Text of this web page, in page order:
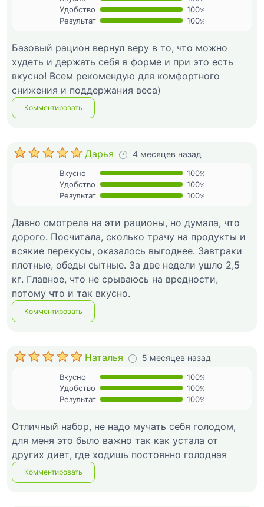
Удобство 100%
Результат 100%
Базовый рацион вернул веру в то, что можно
худеть и держать себя в форме и при это есть
вкусно! Всем рекомендую для комфортного
снижения и поддержания веса)
Комментировать
Дарья 4 месяцев назад
Вкусно 100%
Удобство 100%
Результат 100%
Давно смотрела на эти рационы, но думала, что
дорого. Посчитала, сколько трачу на продукты и
всякие перекусы, оказалось выгоднее. Завтраки
плотные, обеды сытные. За две недели ушло 2,5
кг. Главное, что не срываюсь на вредности,
потому что и так вкусно.
Комментировать
Наталья 5 месяцев назад
Вкусно 100%
Удобство 100%
Результат 100%
Отличный набор, не надо мучать себя голодом,
для меня это было важно так как устала от
других диет, где ходишь постоянно голодная
Комментировать